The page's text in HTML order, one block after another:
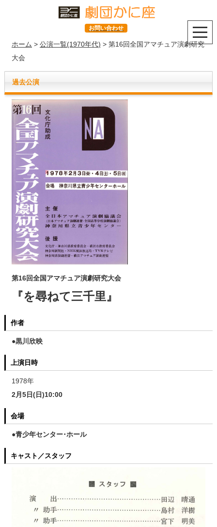
お問い合わせ
ホーム > 公演一覧(1970年代) > 第16回全国アマチュア演劇研究
大会
過去公演
第16回全国アマチュア演劇研究大会
『を尋ねて三千里』
作者
●黒川欣映
上演日時
1978年
2月5日(日)10:00
会場
●青少年センター･ホール
キャスト／スタッフ